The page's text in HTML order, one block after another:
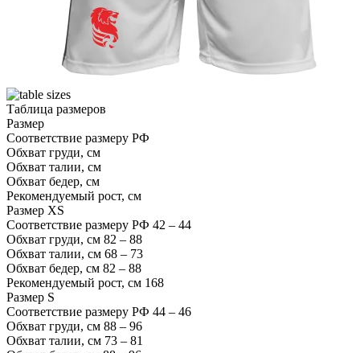
Таблица размеров
Размер
Соответствие размеру РФ
Обхват груди, см
Обхват талии, см
Обхват бедер, см
Рекомендуемый рост, см
Размер XS
Соответствие размеру РФ 42 – 44
Обхват груди, см 82 – 88
Обхват талии, см 68 – 73
Обхват бедер, см 82 – 88
Рекомендуемый рост, см 168
Размер S
Соответствие размеру РФ 44 – 46
Обхват груди, см 88 – 96
Обхват талии, см 73 – 81